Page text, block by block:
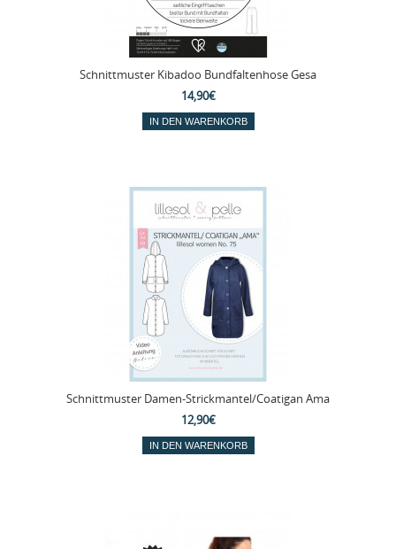
Schnittmuster Kibadoo Bundfaltenhose Gesa
14,90€
Schnittmuster Damen-Strickmantel/Coatigan Ama
12,90€